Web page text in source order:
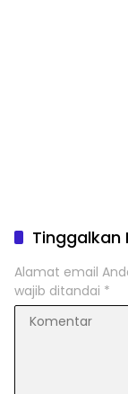
Tinggalkan
Alamat email
wajib ditandai *